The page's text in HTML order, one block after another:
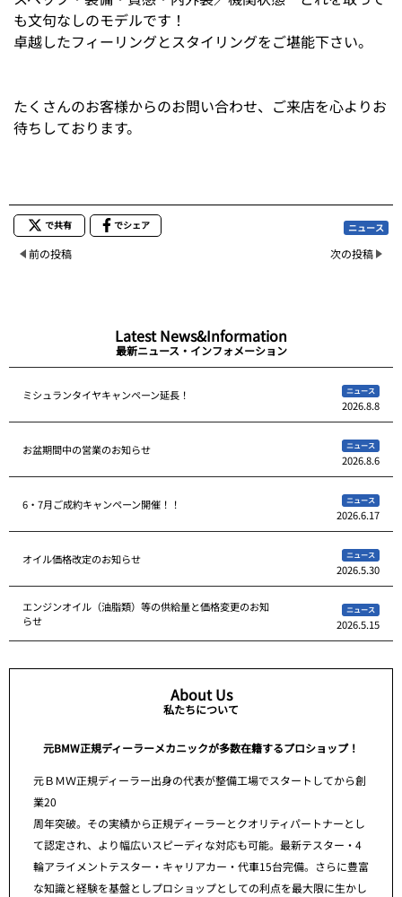
も文句なしのモデルです！
卓越したフィーリングとスタイリングをご堪能下さい。
たくさんのお客様からのお問い合わせ、ご来店を心よりお
待ちしております。
で共有 でシェア ニュース
前の投稿 次の投稿
Latest News&Information
最新ニュース・インフォメーション
ミシュランタイヤキャンペーン延長！ ニュース
2026.8.8
お盆期間中の営業のお知らせ ニュース
2026.8.6
6・7月ご成約キャンペーン開催！！ ニュース
2026.6.17
オイル価格改定のお知らせ ニュース
2026.5.30
エンジンオイル（油脂類）等の供給量と価格変更のお知
らせ
ニュース
2026.5.15
About Us
私たちについて
元BMW正規ディーラーメカニックが多数在籍するプロショップ！
元ＢＭＷ正規ディーラー出身の代表が整備工場でスタートしてから創
業20
周年突破。その実績から正規ディーラーとクオリティパートナーとし
て認定され、より幅広いスピーディな対応も可能。最新テスター・4
輪アライメントテスター・キャリアカー・代車15台完備。さらに豊富
な知識と経験を基盤としプロショップとしての利点を最大限に生かし